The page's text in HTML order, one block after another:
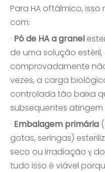
Para HA oftálmico,
com:
· Pó de HA a granel
de uma solução
comprovadamente
vezes, a carga
controlada tão baixa
subsequentes
· Embalagem primária
gotas, seringas)
seco ou irradiação γ
tudo isso é viável